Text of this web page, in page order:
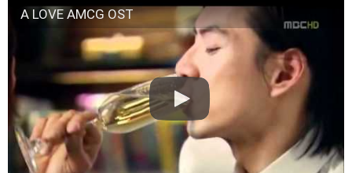
HSF(126)-윤균상 서울숲 벤치 (YUN Kyunsang)(4)September::
Healing in Seoul Forest (서울숲)
yoon kyun sang
ユン・ギュンサン主演「潜入弁護人」第1回特別公開！
ハン・ヘジン 한혜진 – (선공개) 강남 3대 얼짱 출신 &#39;한혜진
언니&#39; (ft. 도여니의 학창시절) | 편 먹고 갈래요? 밥블레스유 2
bobblessyou2 EP.18
ソン・ヘギョ – ソンヘギョ キスまとめ
ハン・ヘジン 한혜진 – Still We (여전히 우리는)
한가인 –
九尾狐外伝 第２話 キム・ジウ チョ・ヒョンジェ
九尾狐外伝 メイキング03 ハン・イェスル
A LOVE AMCG OST